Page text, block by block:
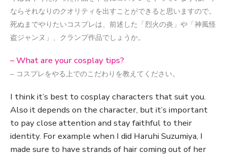
ならそれなりのクオリティを出すことができると思いますので。
死ぬまでやりたいコスプレは、前述した「烈火の炎」や「神風怪
盗ジャンヌ」、クランプ作品でしょうか。
– What are your cosplay tips?
– コスプレをやる上でのこだわりを教えてください。
I think it’s best to cosplay characters that suit you.
Also it depends on the character, but it’s important
to pay close attention and stay faithful to their
identity. For example when I did Haruhi Suzumiya, I
made sure to have strands of hair coming out of her